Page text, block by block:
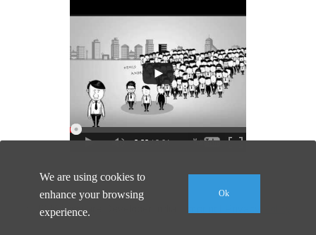
© 2026 Software Developer India |
We are using cookies to
enhance your browsing
experience.
Ok